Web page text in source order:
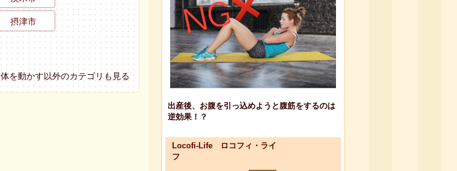
体を動かす以外のカテゴリも見る
出産後、お腹を引っ込めようと腹筋をするのは
逆効果！？
Locofi-Life ロコフィ・ライ
フ